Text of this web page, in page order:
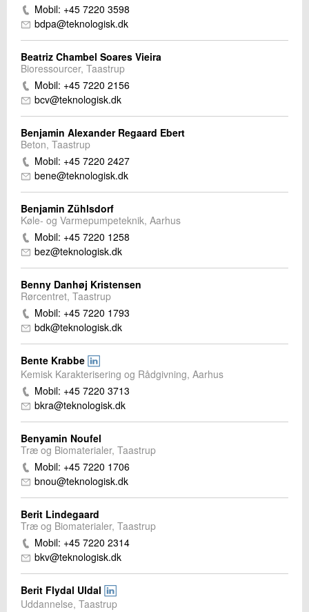
Mobil: +45 7220 3598
bdpa@teknologisk.dk
Beatriz Chambel Soares Vieira
Bioressourcer, Taastrup
Mobil: +45 7220 2156
bcv@teknologisk.dk
Benjamin Alexander Regaard Ebert
Beton, Taastrup
Mobil: +45 7220 2427
bene@teknologisk.dk
Benjamin Zühlsdorf
Køle- og Varmepumpeteknik, Aarhus
Mobil: +45 7220 1258
bez@teknologisk.dk
Benny Danhøj Kristensen
Rørcentret, Taastrup
Mobil: +45 7220 1793
bdk@teknologisk.dk
Bente Krabbe
Kemisk Karakterisering og Rådgivning, Aarhus
Mobil: +45 7220 3713
bkra@teknologisk.dk
Benyamin Noufel
Træ og Biomaterialer, Taastrup
Mobil: +45 7220 1706
bnou@teknologisk.dk
Berit Lindegaard
Træ og Biomaterialer, Taastrup
Mobil: +45 7220 2314
bkv@teknologisk.dk
Berit Flydal Uldal
Uddannelse, Taastrup